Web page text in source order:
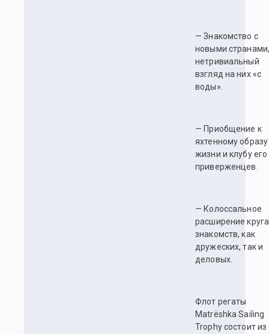
— Знакомство с
новыми
нетривиальный
взгляд на них «с
воды».
— Приобщение к
яхтенному образу
жизни и клубу его
приверженцев.
— Колоссальное
расширение круга
знакомств, как
дружеских, так и
деловых.
Флот регаты
Matrёshka Sailing
Trophy состоит из